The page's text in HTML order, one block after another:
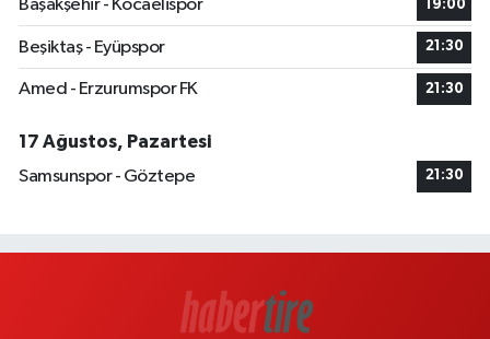
Başakşehir - Kocaelispor
19:00
Beşiktaş - Eyüpspor 21:30
Amed - Erzurumspor FK 21:30
17 Ağustos, Pazartesi
Samsunspor - Göztepe
21:30